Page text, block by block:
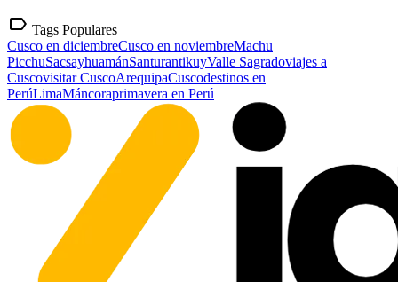
label Tags Populares
Cusco en diciembreCusco en noviembreMachu
PicchuSacsayhuamánSanturantikuyValle Sagradoviajes a
Cuscovisitar CuscoArequipaCuscodestinos en
PerúLimaMáncoraprimavera en Perú